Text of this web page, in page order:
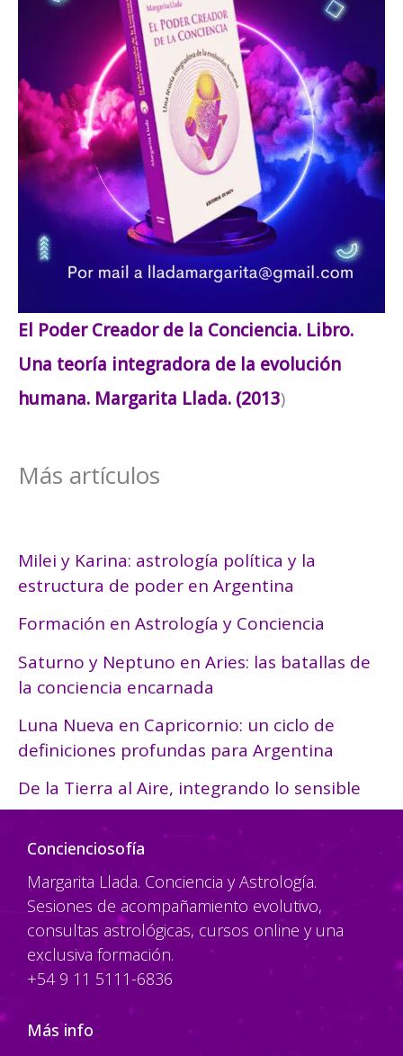
El Poder Creador de la Conciencia. Libro.
Una teoría integradora de la evolución
humana. Margarita Llada. (2013)
Más artículos
Milei y Karina: astrología política y la
estructura de poder en Argentina
Formación en Astrología y Conciencia
Saturno y Neptuno en Aries: las batallas de
la conciencia encarnada
Luna Nueva en Capricornio: un ciclo de
definiciones profundas para Argentina
De la Tierra al Aire, integrando lo sensible
Concienciosofía
Margarita Llada. Conciencia y Astrología.
Sesiones de acompañamiento evolutivo,
consultas astrológicas, cursos online y una
exclusiva formación.
+54 9 11 5111-6836
Más info